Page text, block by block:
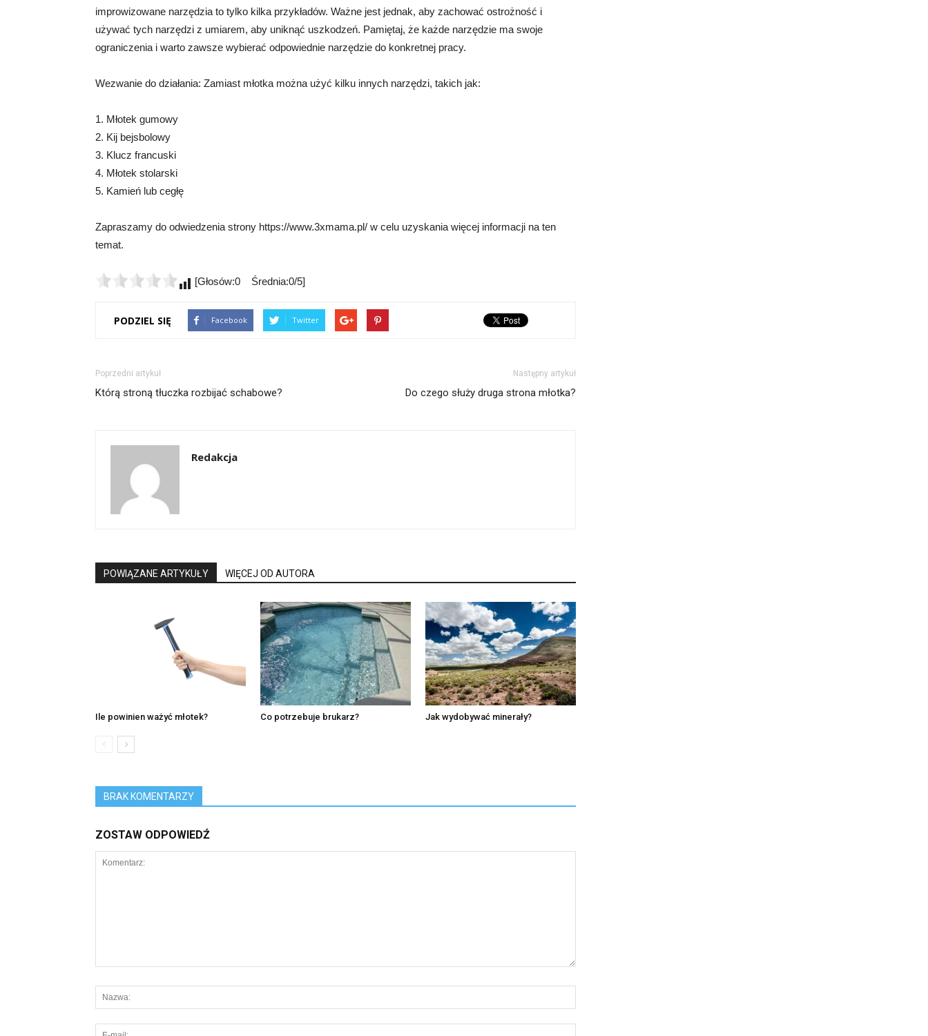
improwizowane narzędzia to tylko kilka przykładów. Ważne jest jednak, aby zachować ostrożność i
używać tych narzędzi z umiarem, aby uniknąć uszkodzeń. Pamiętaj, że każde narzędzie ma swoje
ograniczenia i warto zawsze wybierać odpowiednie narzędzie do konkretnej pracy.
Wezwanie do działania: Zamiast młotka można użyć kilku innych narzędzi, takich jak:
1. Młotek gumowy
2. Kij bejsbolowy
3. Klucz francuski
4. Młotek stolarski
5. Kamień lub cegłę
Zapraszamy do odwiedzenia strony https://www.3xmama.pl/ w celu uzyskania więcej informacji na ten
temat.
[Głosów:0 Średnia:0/5]
PODZIEL SIĘ Facebook Twitter
Poprzedni artykuł
Którą stroną tłuczka rozbijać schabowe?
Następny artykuł
Do czego służy druga strona młotka?
Redakcja
POWIĄZANE ARTYKUŁY WIĘCEJ OD AUTORA
Ile powinien ważyć młotek? Co potrzebuje brukarz? Jak wydobywać minerały?
BRAK KOMENTARZY
ZOSTAW ODPOWIEDŹ